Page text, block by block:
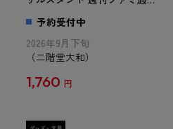
Collection 二階堂大和
予約受付中
2026年9月下旬
（二階堂大和）
1,760 円